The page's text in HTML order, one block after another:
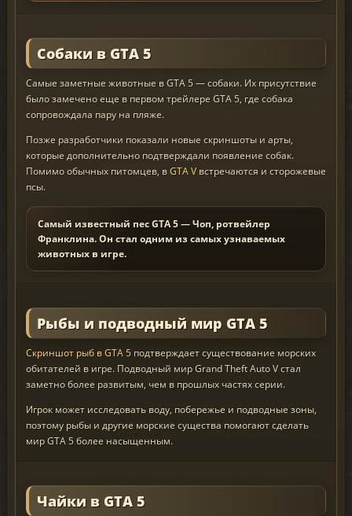
Собаки в GTA 5
Самые заметные животные в GTA 5 — собаки. Их присутствие
было замечено еще в первом трейлере GTA 5, где собака
сопровождала пару на пляже.
Позже разработчики показали новые скриншоты и арты,
которые дополнительно подтверждали появление собак.
Помимо обычных питомцев, вGTA V встречаются и сторожевые
псы.
Самый известный пес GTA 5 — Чоп, ротвейлер
Франклина. Он стал одним из самых узнаваемых
животных в игре.
Рыбы и подводный мир GTA 5
Скриншот рыб в GTA 5 подтверждает существование морских
обитателей в игре. Подводный мир Grand Theft Auto V стал
заметно более развитым, чем в прошлых частях серии.
Игрок может исследовать воду, побережье и подводные зоны,
поэтому рыбы и другие морские существа помогают сделать
мир GTA 5 более насыщенным.
Чайки в GTA 5